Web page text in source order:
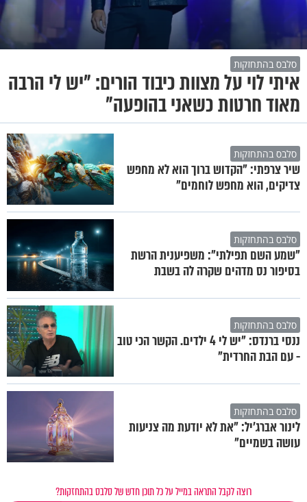
סלבס בהתחזקות
איתי לוי על מצוות כיבוד הורים: "יש לי הרבה
מאוד חרטות כשאני בהופעה"
סלבס בהתחזקות
שיר צרפתי: "הקדוש ברוך הוא לא מחפש
צדיקים, הוא מחפש לוחמים"
סלבס בהתחזקות
"שמע השם תפילתי": משפיענית הרשת
בסיפור נס מדהים שקרה לה בשבת
סלבס בהתחזקות
ננסי ברנדס: "יש לי 4 ילדים. הקשר הכי טוב
- עם הבת החרדית"
סלבס בהתחזקות
לינור אברג'יל: "את לא יודעת מה צניעות
עושה בשמיים"
רוצה לקבל התראה במייל על כל תוכן חדש של סלבס בהתחזקות?